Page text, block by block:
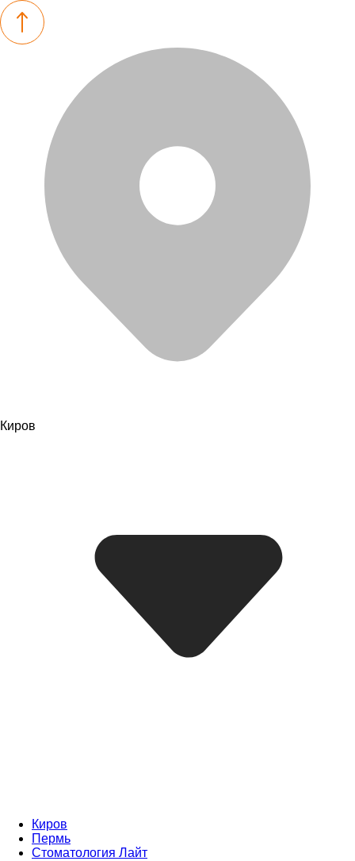
Киров
Киров
Пермь
Стоматология Лайт